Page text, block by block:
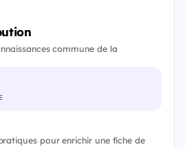
commune de la
pour enrichir une fiche de